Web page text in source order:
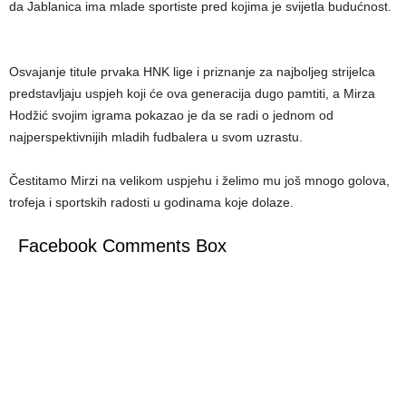
da Jablanica ima mlade sportiste pred kojima je svijetla budućnost.
Osvajanje titule prvaka HNK lige i priznanje za najboljeg strijelca
predstavljaju uspjeh koji će ova generacija dugo pamtiti, a Mirza
Hodžić svojim igrama pokazao je da se radi o jednom od
najperspektivnijih mladih fudbalera u svom uzrastu.
Čestitamo Mirzi na velikom uspjehu i želimo mu još mnogo golova,
trofeja i sportskih radosti u godinama koje dolaze.
Facebook Comments Box